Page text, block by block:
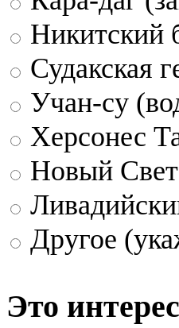
Никитский
Судакская
Учан-су
Херсонес
Новый
Другое
Это